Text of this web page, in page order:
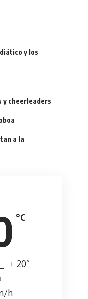
y los
y cheerleaders
a la
°C
20°
h